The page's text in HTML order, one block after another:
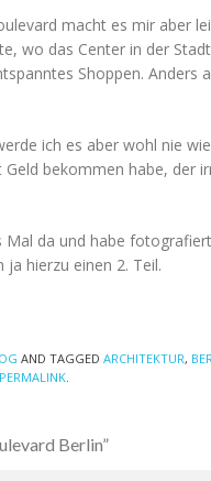
macht es mir aber
wo das Center in der
Shoppen. Anders
ich es aber wohl nie
bekommen habe, der
da und habe
hierzu einen 2. Teil.
AND TAGGED ARCHITEKTUR,
PERMALINK.
Berlin”